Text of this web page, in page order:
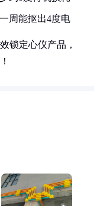
周能抠出4度电
锁定心仪产品，